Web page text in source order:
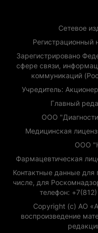
Сетевое
Зарегистрировано
сфере связи,
коммуникаций
Учредитель:
Главный
ООО
Медицинская
ООО
Фармацевтическая
Контактные данные для
числе, для
телефон:
Copyright (с) АО
воспроизведение